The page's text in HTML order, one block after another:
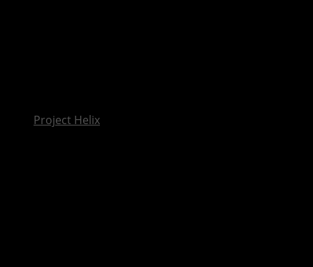
Project Helix